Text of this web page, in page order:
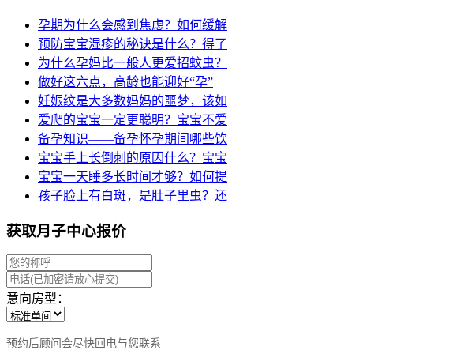
孕期为什么会感到焦虑？如何缓解
预防宝宝湿疹的秘诀是什么？得了
为什么孕妈比一般人更爱招蚊虫？
做好这六点，高龄也能迎好“孕”
妊娠纹是大多数妈妈的噩梦，该如
爱爬的宝宝一定更聪明？宝宝不爱
备孕知识——备孕怀孕期间哪些饮
宝宝手上长倒刺的原因什么？宝宝
宝宝一天睡多长时间才够？如何提
孩子脸上有白斑，是肚子里虫？还
获取月子中心报价
意向房型：
预约后顾问会尽快回电与您联系